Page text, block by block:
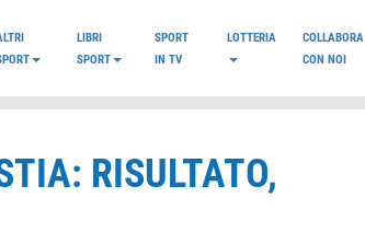
LIBRI
SPORT
SPORT
IN TV
LOTTERIA
COLLABORA
CON NOI
RISULTATO,